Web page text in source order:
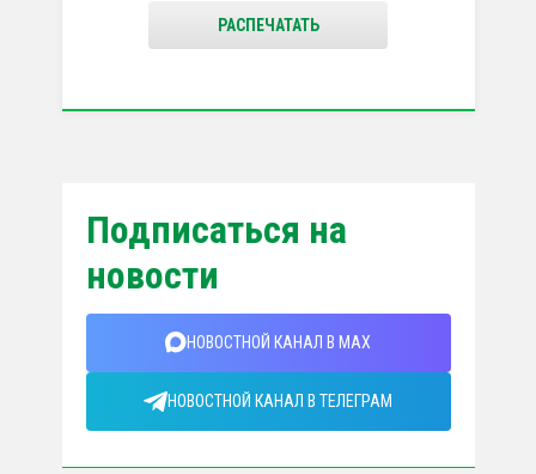
РАСПЕЧАТАТЬ
Подписаться на
новости
НОВОСТНОЙ КАНАЛ В MAX
НОВОСТНОЙ КАНАЛ В ТЕЛЕГРАМ